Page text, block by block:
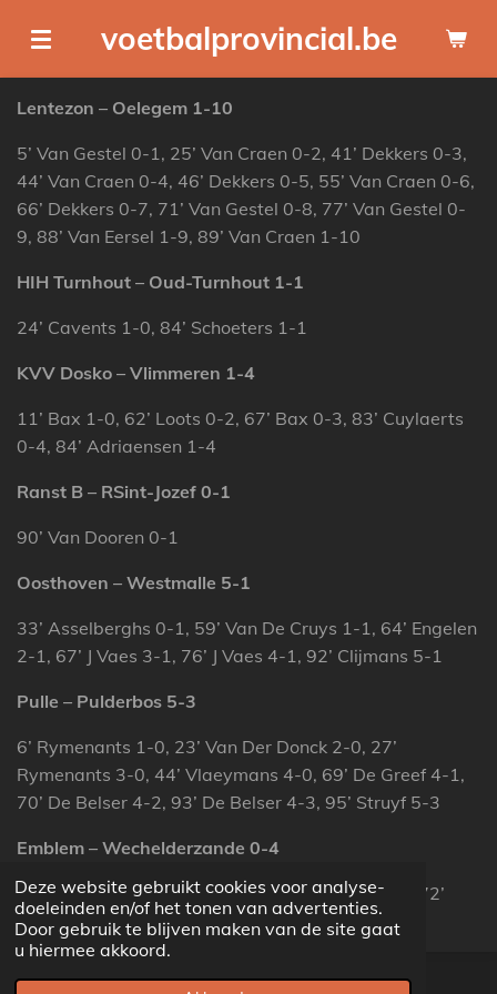
Deze website gebruikt cookies voor analyse-
doeleinden en/of het tonen van advertenties.
Door gebruik te blijven maken van de site gaat
u hiermee akkoord.
direct
naar
de
voetbalprovincial.be
Lentezon – Oelegem 1-10
5’ Van Gestel 0-1, 25’ Van Craen 0-2, 41’ Dekkers 0-3,
44’ Van Craen 0-4, 46’ Dekkers 0-5, 55’ Van Craen 0-6,
66’ Dekkers 0-7, 71’ Van Gestel 0-8, 77’ Van Gestel 0-
9, 88’ Van Eersel 1-9, 89’ Van Craen 1-10
HIH Turnhout – Oud-Turnhout 1-1
24’ Cavents 1-0, 84’ Schoeters 1-1
KVV Dosko – Vlimmeren 1-4
11’ Bax 1-0, 62’ Loots 0-2, 67’ Bax 0-3, 83’ Cuylaerts
0-4, 84’ Adriaensen 1-4
Ranst B – RSint-Jozef 0-1
90’ Van Dooren 0-1
Oosthoven – Westmalle 5-1
33’ Asselberghs 0-1, 59’ Van De Cruys 1-1, 64’ Engelen
2-1, 67’ J Vaes 3-1, 76’ J Vaes 4-1, 92’ Clijmans 5-1
Pulle – Pulderbos 5-3
6’ Rymenants 1-0, 23’ Van Der Donck 2-0, 27’
Rymenants 3-0, 44’ Vlaeymans 4-0, 69’ De Greef 4-1,
70’ De Belser 4-2, 93’ De Belser 4-3, 95’ Struyf 5-3
Emblem – Wechelderzande 0-4
6’ Wouters 0-1, 43’ Smits 0-2, 62’ Dufraing 0-3, 72’
Wouters 0-4
© 2022 - 2026 voetbalprovincial.be